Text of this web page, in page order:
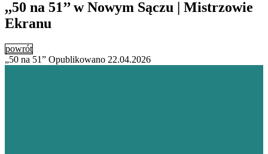
,,50 na 51’’ w Nowym Sączu | Mistrzowie
Ekranu
powrót
„50 na 51” Opublikowano 22.04.2026